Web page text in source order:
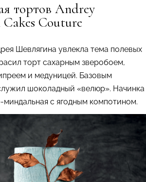
тортов Andrey
Cakes Couture
Шевлягина увлекла тема полевых
торт сахарным зверобоем,
и медуницей. Базовым
шоколадный «велюр». Начинка
с ягодным компотином.